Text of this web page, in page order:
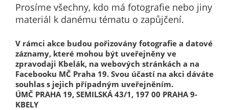
Prosíme všechny, kdo má fotografie nebo jiny
materiál k danému tématu o zapůjčení.
V rámci akce budou pořizovány fotografie a datové
záznamy, které mohou být uveřejněny ve
zpravodaji Kbelák, na webových stránkách a na
Facebooku MČ Praha 19. Svou účastí na akci dáváte
souhlas s jejich případným uveřejněním.
ÚMČ PRAHA 19, SEMILSKÁ 43/1, 197 00 PRAHA 9-
KBELY
kampaní.
Jejich pomocí
počet návštěv
a zdroje
návštěv našich
internetových
stránek. Data